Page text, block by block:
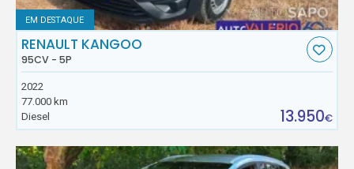
EM DESTAQUE
RENAULT KANGOO
95CV - 5P
2022
77.000 km
Diesel
13.950€